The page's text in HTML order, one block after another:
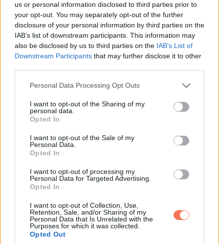
us or personal information disclosed to third parties prior to
your opt-out. You may separately opt-out of the further
disclosure of your personal information by third parties on the
IAB’s list of downstream participants. This information may
also be disclosed by us to third parties on the IAB’s List of
Downstream Participants that may further disclose it to other
Please note that this website/app uses one or more Google
not limited to your visit or usage behaviour. You may click to
grant or deny consent to Google and its third-party tags to
use your data for below specified purposes in below Google
consent section.
Personal Data Processing Opt Outs
I want to opt-out of the Sharing of my
personal data.
Opted In
I want to opt-out of the Sale of my
Personal Data.
Opted In
I want to opt-out of processing my
Personal Data for Targeted Advertising.
Opted In
I want to opt-out of Collection, Use,
Retention, Sale, and/or Sharing of my
Personal Data that Is Unrelated with the
Purposes for which it was collected.
Opted Out
Le lehet-e szállni robotpilótával?
A modern repülőgépeken már olyan irányítórendszerek
működnek, melyek akár a leszállást is képesek lennének
teljesen automatizálva végrehajtani. Ezt azonban a
pilótáknak minden esetben előre kell aktiválniuk és nem is